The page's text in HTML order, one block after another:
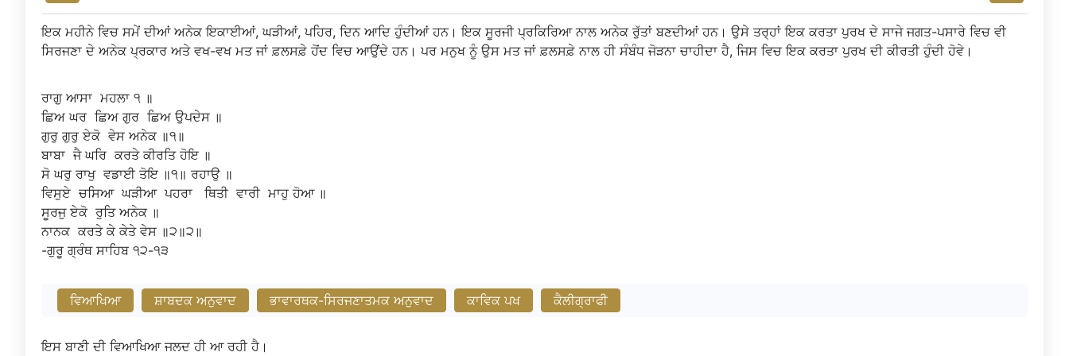
ਇਕ ਮਹੀਨੇ ਵਿਚ ਸਮੇਂ ਦੀਆਂ ਅਨੇਕ ਇਕਾਈਆਂ, ਘੜੀਆਂ, ਪਹਿਰ, ਦਿਨ ਆਦਿ ਹੁੰਦੀਆਂ ਹਨ। ਇਕ ਸੂਰਜੀ ਪ੍ਰਕਿਰਿਆ ਨਾਲ ਅਨੇਕ ਰੁੱਤਾਂ ਬਣਦੀਆਂ ਹਨ। ਉਸੇ ਤਰ੍ਹਾਂ ਇਕ ਕਰਤਾ ਪੁਰਖ ਦੇ ਸਾਜੇ ਜਗਤ-ਪਸਾਰੇ ਵਿਚ ਵੀ
ਸਿਰਜਣਾ ਦੇ ਅਨੇਕ ਪ੍ਰਕਾਰ ਅਤੇ ਵਖ-ਵਖ ਮਤ ਜਾਂ ਫ਼ਲਸਫ਼ੇ ਹੋਂਦ ਵਿਚ ਆਉਂਦੇ ਹਨ। ਪਰ ਮਨੁਖ ਨੂੰ ਉਸ ਮਤ ਜਾਂ ਫ਼ਲਸਫ਼ੇ ਨਾਲ ਹੀ ਸੰਬੰਧ ਜੋੜਨਾ ਚਾਹੀਦਾ ਹੈ, ਜਿਸ ਵਿਚ ਇਕ ਕਰਤਾ ਪੁਰਖ ਦੀ ਕੀਰਤੀ ਹੁੰਦੀ ਹੋਵੇ।
ਰਾਗੁ ਆਸਾ ਮਹਲਾ ੧ ॥
ਛਿਅ ਘਰ ਛਿਅ ਗੁਰ ਛਿਅ ਉਪਦੇਸ ॥
ਗੁਰੁ ਗੁਰੁ ਏਕੋ ਵੇਸ ਅਨੇਕ ॥੧॥
ਬਾਬਾ ਜੈ ਘਰਿ ਕਰਤੇ ਕੀਰਤਿ ਹੋਇ ॥
ਸੋ ਘਰੁ ਰਾਖੁ ਵਡਾਈ ਤੋਇ ॥੧॥ ਰਹਾਉ ॥
ਵਿਸੁਏ ਚਸਿਆ ਘੜੀਆ ਪਹਰਾ ਥਿਤੀ ਵਾਰੀ ਮਾਹੁ ਹੋਆ ॥
ਸੂਰਜੁ ਏਕੋ ਰੁਤਿ ਅਨੇਕ ॥
ਨਾਨਕ ਕਰਤੇ ਕੇ ਕੇਤੇ ਵੇਸ ॥੨॥੨॥
-ਗੁਰੂ ਗ੍ਰੰਥ ਸਾਹਿਬ ੧੨-੧੩
ਵਿਆਖਿਆ ਸ਼ਾਬਦਕ ਅਨੁਵਾਦ ਭਾਵਾਰਥਕ-ਸਿਰਜਣਾਤਮਕ ਅਨੁਵਾਦ ਕਾਵਿਕ ਪਖ ਕੈਲੀਗ੍ਰਾਫੀ
ਇਸ ਬਾਣੀ ਦੀ ਵਿਆਖਿਆ ਜਲਦ ਹੀ ਆ ਰਹੀ ਹੈ।